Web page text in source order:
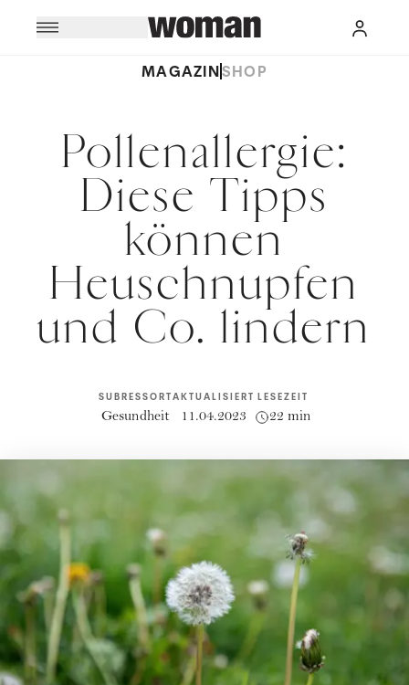
MAGAZINSHOP
Pollenallergie:
Diese Tipps
können
Heuschnupfen
und Co. lindern
SUBRESSORT
Gesundheit
AKTUALISIERT
11.04.2023
LESEZEIT
22 min